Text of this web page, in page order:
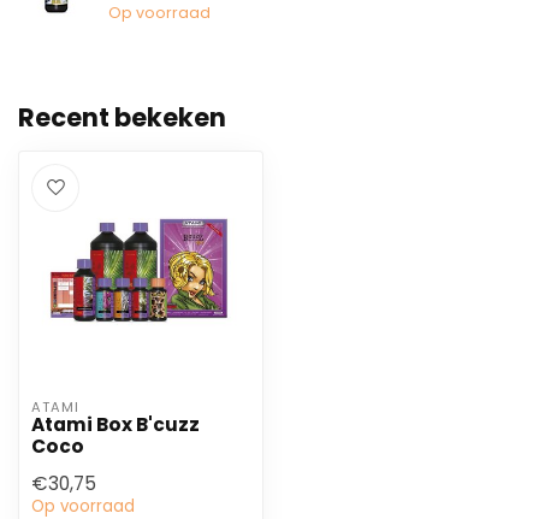
Op voorraad
Recent bekeken
ATAMI
Atami Box B'cuzz
Coco
€30,75
Op voorraad